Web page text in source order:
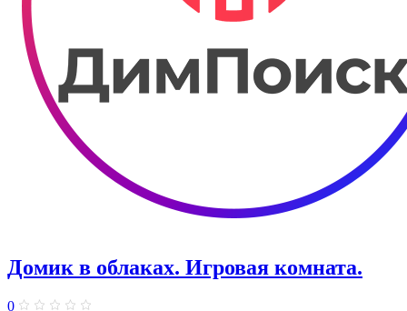
Домик в облаках. ​Игровая комната.
0